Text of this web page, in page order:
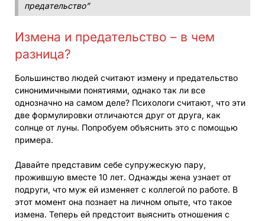
предательство”
Измена и предательство – в чем
разница?
Большинство людей считают измену и предательство
синонимичными понятиями, однако так ли все
однозначно на самом деле? Психологи считают, что эти
две формулировки отличаются друг от друга, как
солнце от луны. Попробуем объяснить это с помощью
примера.
Давайте представим себе супружескую пару,
прожившую вместе 10 лет. Однажды жена узнает от
подруги, что муж ей изменяет с коллегой по работе. В
этот момент она познает на личном опыте, что такое
измена. Теперь ей предстоит выяснить отношения с